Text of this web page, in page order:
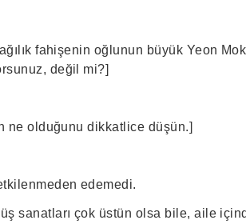
fahişenin oğlunun büyük Yeon Mok
değil mi?]
ne olduğunu dikkatlice düşün.]
edemedi.
sanatları çok üstün olsa bile, aile